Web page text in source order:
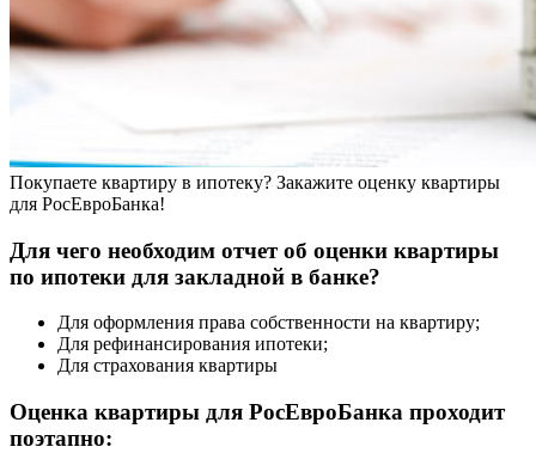
Покупаете квартиру в ипотеку? Закажите оценку квартиры
для РосЕвроБанка!
Для чего необходим отчет об оценки квартиры
по ипотеки для закладной в банке?
Для оформления права собственности на квартиру;
Для рефинансирования ипотеки;
Для страхования квартиры
Оценка квартиры для РосЕвроБанка проходит
поэтапно: